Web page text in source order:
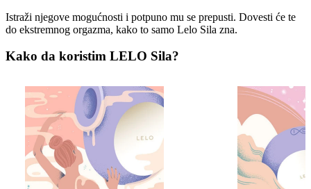
Istraži njegove mogućnosti i potpuno mu se prepusti. Dovesti će te
do ekstremnog orgazma, kako to samo Lelo Sila zna.
Kako da koristim LELO Sila?